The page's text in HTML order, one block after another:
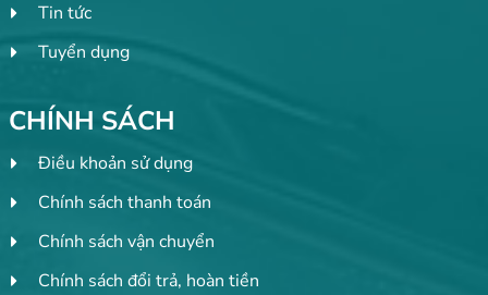
Tin tức
Tuyển dụng
CHÍNH SÁCH
Điều khoản sử dụng
Chính sách thanh toán
Chính sách vận chuyển
Chính sách đổi trả, hoàn tiền